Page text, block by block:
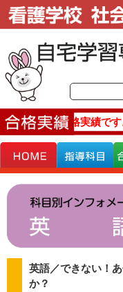
主な合格実績です
英語／できない！
か？